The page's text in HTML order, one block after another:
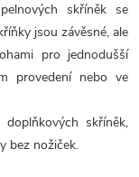
skříněk se
jsou závěsné, ale
pro jednodušší
provedení nebo ve
skříněk,
bez nožiček.